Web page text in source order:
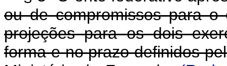
ou de compromissos para o
projeções para os dois
forma e no prazo definidos